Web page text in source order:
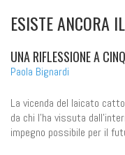
ESISTE ANCORA
UNA RIFLESSIONE A
Paola Bignardi
La vicenda del laicato
da chi l'ha vissuta
impegno possibile per il